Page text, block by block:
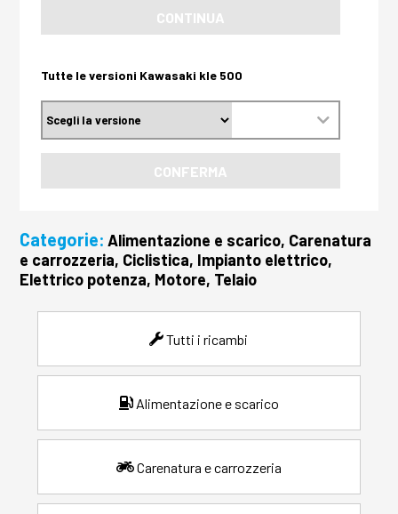
CONTINUA
Tutte le versioni Kawasaki kle 500
CONFERMA
Categorie: Alimentazione e scarico, Carenatura
e carrozzeria, Ciclistica, Impianto elettrico,
Elettrico potenza, Motore, Telaio
Tutti i ricambi
Alimentazione e scarico
Carenatura e carrozzeria